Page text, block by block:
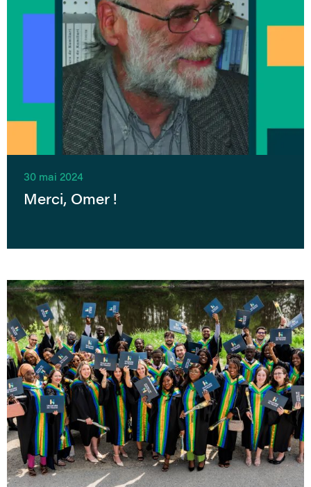
30 mai 2024
Merci, Omer !